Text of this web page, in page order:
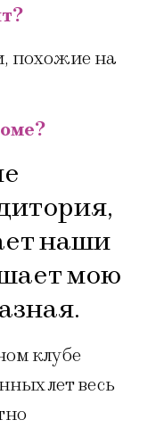
похожие на
наши
мою
клубе
лет весь